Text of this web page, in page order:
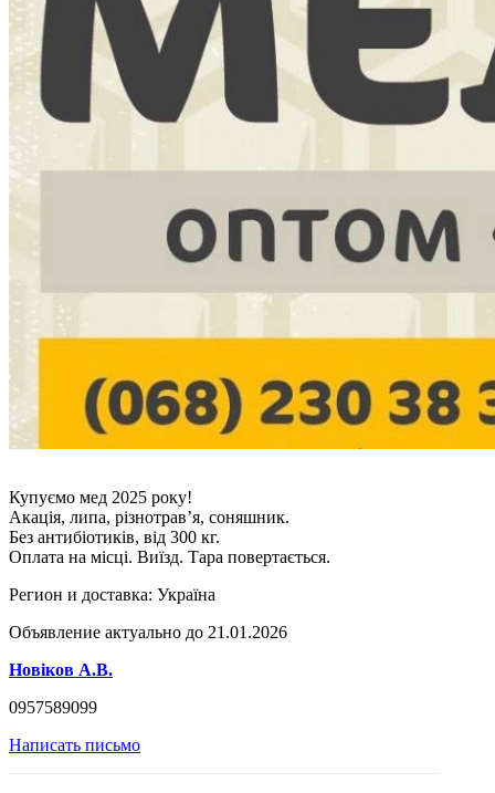
Купуємо мед 2025 року!
Акація, липа, різнотрав’я, соняшник.
Без антибіотиків, від 300 кг.
Оплата на місці. Виїзд. Тара повертається.
Регион и доставка: Україна
Объявление актуально до 21.01.2026
Новіков А.В.
0957589099
Написать письмо